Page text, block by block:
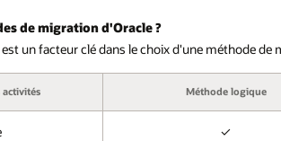
de migration d'Oracle ?
un facteur clé dans le choix d'une méthode de
Méthode logique
✓